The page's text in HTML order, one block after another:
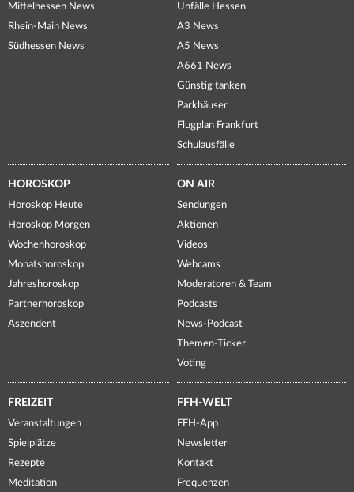
Mittelhessen News
Rhein-Main News
Südhessen News
Unfälle Hessen
A3 News
A5 News
A661 News
Günstig tanken
Parkhäuser
Flugplan Frankfurt
Schulausfälle
HOROSKOP
Horoskop Heute
Horoskop Morgen
Wochenhoroskop
Monatshoroskop
Jahreshoroskop
Partnerhoroskop
Aszendent
ON AIR
Sendungen
Aktionen
Videos
Webcams
Moderatoren & Team
Podcasts
News-Podcast
Themen-Ticker
Voting
FREIZEIT
Veranstaltungen
Spielplätze
Rezepte
Meditation
FFH-WELT
FFH-App
Newsletter
Kontakt
Frequenzen